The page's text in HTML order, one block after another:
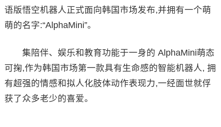
语版悟空机器人正式面向韩国市场发布,并拥有一个萌
萌的名字:“AlphaMini”。
集陪伴、娱乐和教育功能于一身的 AlphaMini萌态
可掬,作为韩国市场第一款具有生命感的智能机器人, 拥
有超强的情感和拟人化肢体动作表现力,一经面世就俘
获了众多老少的喜爱。